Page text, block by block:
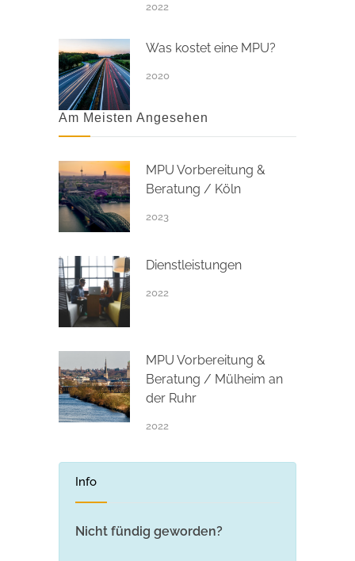
2022
Was kostet eine MPU?
2020
Am Meisten Angesehen
MPU Vorbereitung &
Beratung / Köln
2023
Dienstleistungen
2022
MPU Vorbereitung &
Beratung / Mülheim an
der Ruhr
2022
Info
Nicht fündig geworden?